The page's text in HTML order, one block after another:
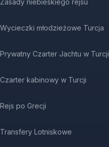
Zasady niebieskiego rejsu
Wycieczki młodzieżowe Turcja
Prywatny Czarter Jachtu w Turcji
Czarter kabinowy w Turcji
Rejs po Grecji
Transfery Lotniskowe